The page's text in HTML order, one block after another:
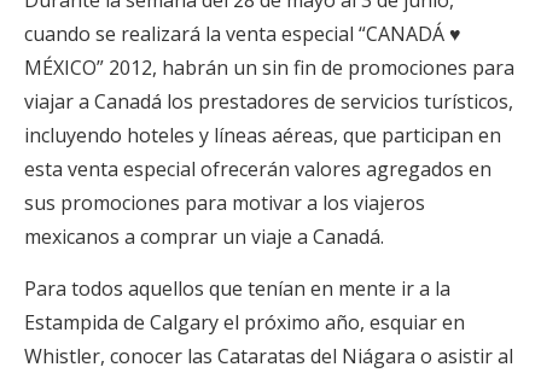
cuando se realizará la venta especial “CANADÁ ♥
MÉXICO” 2012, habrán un sin fin de promociones para
viajar a Canadá los prestadores de servicios turísticos,
incluyendo hoteles y líneas aéreas, que participan en
esta venta especial ofrecerán valores agregados en
sus promociones para motivar a los viajeros
mexicanos a comprar un viaje a Canadá.
Para todos aquellos que tenían en mente ir a la
Estampida de Calgary el próximo año, esquiar en
Whistler, conocer las Cataratas del Niágara o asistir al